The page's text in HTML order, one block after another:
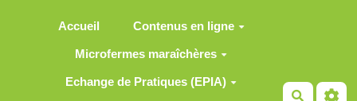
Accueil Contenus en ligne
Microfermes maraîchères
Echange de Pratiques (EPIA)